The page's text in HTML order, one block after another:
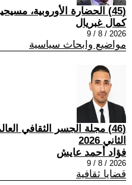
(45) الحضارة الأوروبية، مسيحية أم لامسيحية الهوية
كمال غبريال
2026 / 8 / 9
مواضيع وابحاث سياسية
(46) مجلة الجسر الثقافي
الثاني 2026
فؤاد أحمد عايش
2026 / 8 / 9
قضايا ثقافية